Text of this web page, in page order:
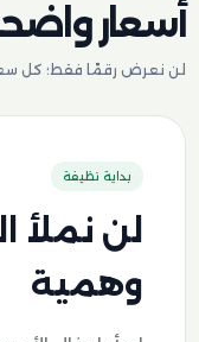
أسعار
لن نعرض رقمًا فقط؛ كل
بداية نظيفة
لن نملأ
وهمية